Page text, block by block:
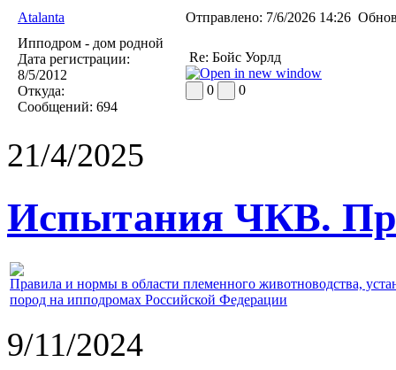
Atalanta Отправлено: 7/6/2026 14:26
Ипподром - дом родной
Дата регистрации:
8/5/2012
Откуда:
Сообщений: 694
Re: Бойс Уорлд
0 0
21/4/2025
Испытания ЧКВ.
Правила и нормы в области племенного животноводства,
пород на ипподромах Российской Федерации
9/11/2024